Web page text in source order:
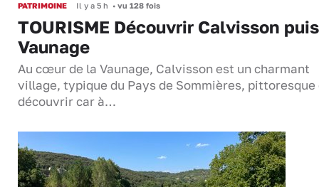
PATRIMOINE Il y a 5 h • vu 128 fois
TOURISME Découvrir Calvisson
Vaunage
Au cœur de la Vaunage, Calvisson est un charmant
village, typique du Pays de Sommières, pittoresque
découvrir car à…